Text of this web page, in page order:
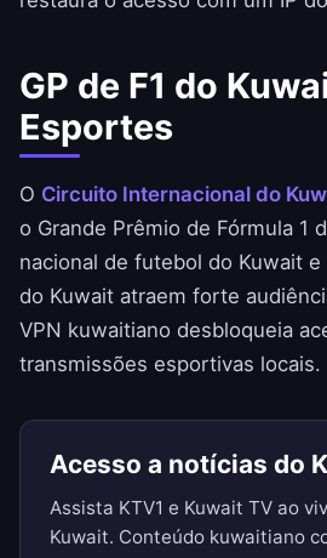
GP de F1 do
Esportes
O Circuito Internacional do
o Grande Prêmio de Fórmula 1
nacional de futebol do Kuwait e
do Kuwait atraem forte
VPN kuwaitiano desbloqueia
transmissões esportivas locais.
Acesso a notícias do
Assista KTV1 e Kuwait TV ao
Kuwait. Conteúdo kuwaitiano